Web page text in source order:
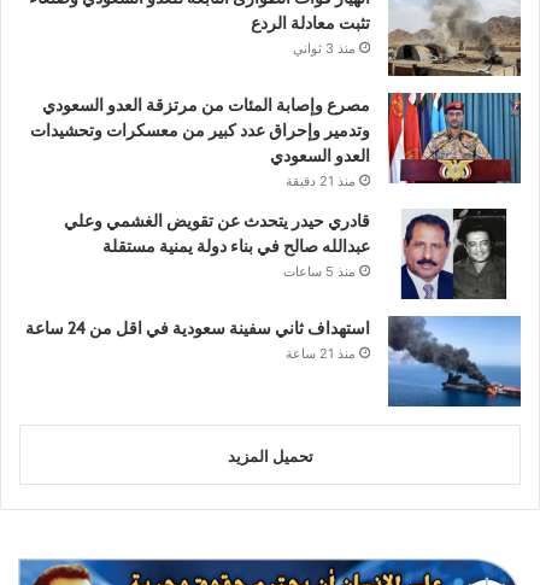
تثبت معادلة الردع
منذ 3 ثواني
مصرع وإصابة المئات من مرتزقة العدو السعودي
وتدمير وإحراق عدد كبير من معسكرات وتحشيدات
العدو السعودي
منذ 21 دقيقة
قادري حيدر يتحدث عن تقويض الغشمي وعلي
عبدالله صالح في بناء دولة يمنية مستقلة
منذ 5 ساعات
استهداف ثاني سفينة سعودية في اقل من 24 ساعة
منذ 21 ساعة
تحميل المزيد